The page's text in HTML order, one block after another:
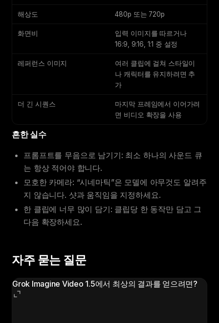
해상도 480p 또는 720p
화면비
입력 이미지를 따르거나
16:9, 9:16, 1:1 중 설정
레퍼런스 이미지
여러 클립에 걸쳐 스타일이
나 캐릭터를 유지하려면 추
가
더 긴 시퀀스
마지막 프레임에서 이어가려
면 비디오 확장을 사용
흔한 실수
프롬프트를 무음으로 남기기: 최소 하나의 사운드 큐
는 항상 적어야 합니다.
모호한 카메라: “시네마틱”은 모델에 아무것도 알려주
지 않습니다. 샷과 움직임을 지정하세요.
한 클립에 너무 많이 담기: 클립당 한 동작만 담고 그
다음 확장하세요.
자주 묻는 질문
Grok Imagine Video 1.5에서 최상의 결과를 얻으려면?